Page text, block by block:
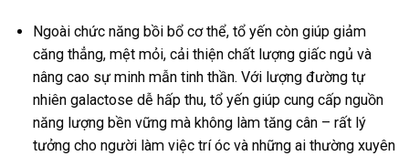
Ngoài chức năng bồi bổ cơ thể, tổ yến còn giúp giảm
căng thẳng, mệt mỏi, cải thiện chất lượng giấc ngủ và
nâng cao sự minh mẫn tinh thần. Với lượng đường tự
nhiên galactose dễ hấp thu, tổ yến giúp cung cấp nguồn
năng lượng bền vững mà không làm tăng cân – rất lý
tưởng cho người làm việc trí óc và những ai thường xuyên